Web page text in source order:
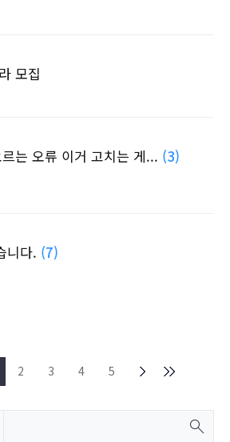
모집
는 오류 이거 고치는 게... (3)
니다. (7)
2 3 4 5